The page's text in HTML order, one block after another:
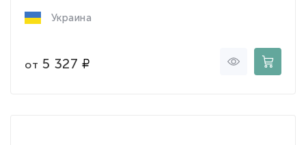
Украина
от 5 327